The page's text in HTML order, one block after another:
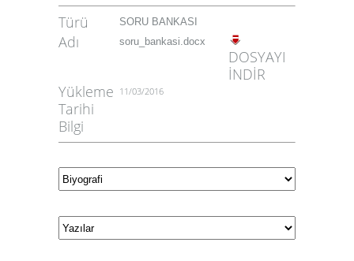
Türü SORU BANKASI
Adı soru_bankasi.docx
DOSYAYI
İNDİR
Yükleme
Tarihi
11/03/2016
Bilgi